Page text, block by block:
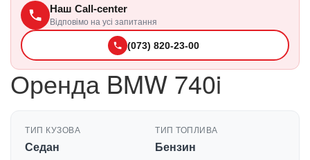
Наш Call-center
Відповімо на усі запитання
(073) 820-23-00
Оренда BMW 740i
ТИП КУЗОВА
Седан
ТИП ТОПЛИВА
Бензин